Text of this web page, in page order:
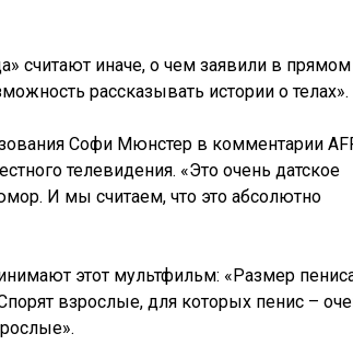
считают иначе, о чем заявили в прямом
рассказывать истории о телах».
Софи Мюнстер в комментарии
телевидения. «Это очень датское
И мы считаем, что это абсолютно
этот мультфильм: «Размер
взрослые, для которых пенис –